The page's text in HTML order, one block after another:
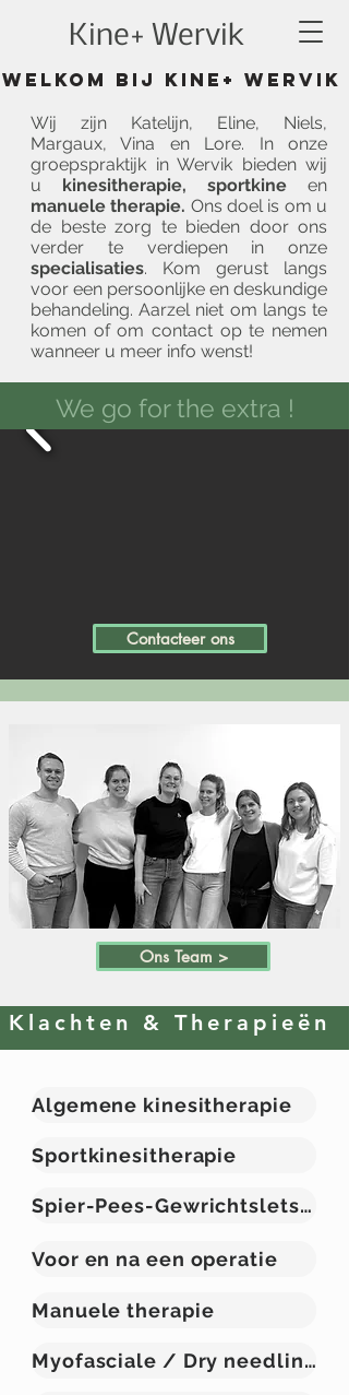
Kine+ Wervik
Welkom bij Kine+ Wervik
Wij zijn Katelijn, Eline, Niels,
Margaux, Vina en Lore. In onze
groepspraktijk in Wervik bieden wij
u kinesitherapie, sportkine en
manuele therapie. Ons doel is om u
de beste zorg te bieden door ons
verder te verdiepen in onze
specialisaties. Kom gerust langs
voor een persoonlijke en deskundige
behandeling. Aarzel niet om langs te
komen of om contact op te nemen
wanneer u meer info wenst!
We go for the extra !
Contacteer ons
Ons Team >
Klachten & Therapieën
Algemene kinesitherapie
Sportkinesitherapie
Spier-Pees-Gewrichtsletsels
Voor en na een operatie
Manuele therapie
Myofasciale / Dry needling